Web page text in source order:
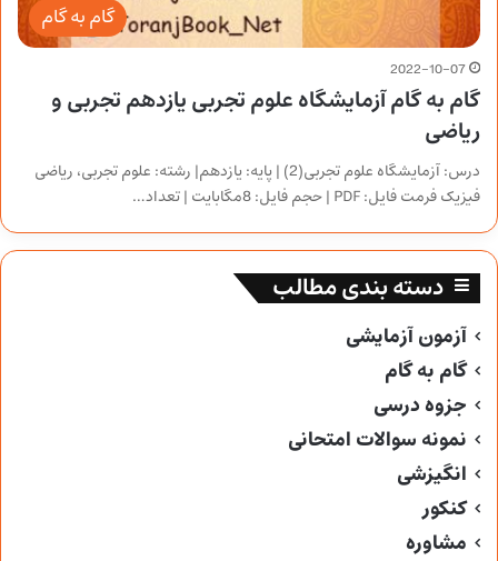
گام به گام
2022-10-07
گام به گام آزمایشگاه علوم تجربی یازدهم تجربی و
ریاضی
درس: آزمایشگاه علوم تجربی(2) | پایه: یازدهم| رشته: علوم تجربی، ریاضی
فیزیک فرمت فایل: PDF | حجم فایل: 8مگابایت | تعداد…
دسته بندی مطالب
آزمون آزمایشی
گام به گام
جزوه درسی
نمونه سوالات امتحانی
انگیزشی
کنکور
مشاوره